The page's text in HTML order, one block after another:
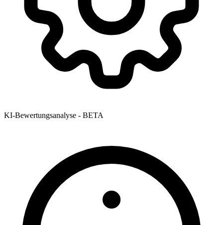
KI-Bewertungsanalyse - BETA